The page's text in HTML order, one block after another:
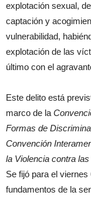
explotación sexual,
captación y
vulnerabilidad,
explotación de las
último con el
Este delito está
marco de la
Formas de
Convención
la Violencia contra
Se fijó para el
fundamentos de la